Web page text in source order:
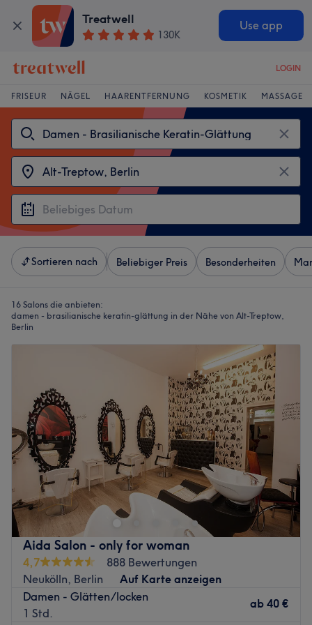
Treatwell
130K
Use app
LOGIN
FRISEUR NÄGEL HAARENTFERNUNG KOSMETIK MASSAGE
Sortieren nach Beliebiger Preis Besonderheiten
16 Salons die anbieten:
damen - brasilianische keratin-glättung in der Nähe von Alt-Treptow,
Berlin
Aida Salon - only for woman
4,7
888 Bewertungen
Neukölln, Berlin
Auf Karte anzeigen
Damen - Glätten/locken
1 Std.
ab 40 €